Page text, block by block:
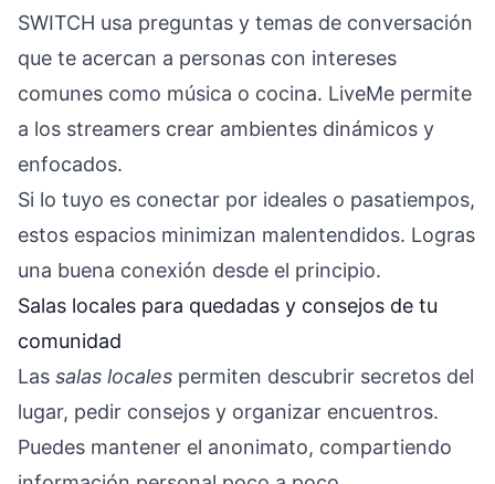
SWITCH usa preguntas y temas de conversación
que te acercan a personas con intereses
comunes como música o cocina. LiveMe permite
a los streamers crear ambientes dinámicos y
enfocados.
Si lo tuyo es conectar por ideales o pasatiempos,
estos espacios minimizan malentendidos. Logras
una buena conexión desde el principio.
Salas locales para quedadas y consejos de tu
comunidad
Las salas locales permiten descubrir secretos del
lugar, pedir consejos y organizar encuentros.
Puedes mantener el anonimato, compartiendo